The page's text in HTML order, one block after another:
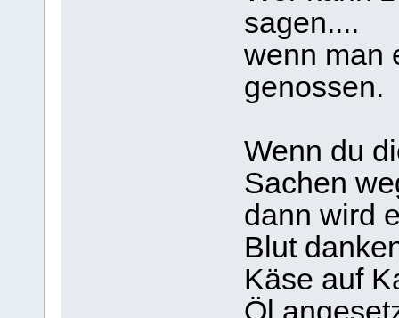
sagen....
wenn man
genossen.
Wenn du
Sachen
dann wird
Blut
Käse auf
Öl